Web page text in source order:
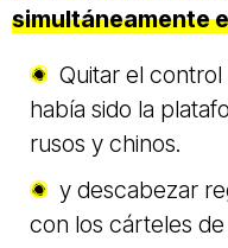
simultáneamente
Quitar el
había sido la
rusos y chinos.
y descabezar
con los cárteles